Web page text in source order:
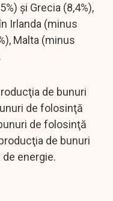
şi Grecia (8,4%),
Irlanda (minus
Malta (minus
de bunuri
de folosinţă
de folosinţă
de bunuri
de energie.